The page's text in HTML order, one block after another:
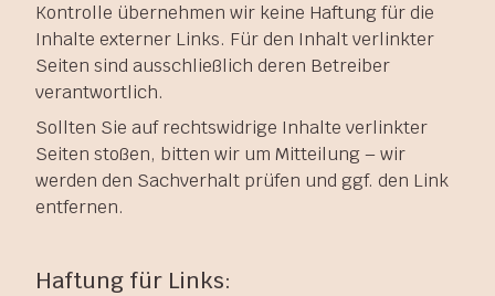
Kontrolle übernehmen wir keine Haftung für die
Inhalte externer Links. Für den Inhalt verlinkter
Seiten sind ausschließlich deren Betreiber
verantwortlich.
Sollten Sie auf rechtswidrige Inhalte verlinkter
Seiten stoßen, bitten wir um Mitteilung – wir
werden den Sachverhalt prüfen und ggf. den Link
entfernen.
Haftung für Links: